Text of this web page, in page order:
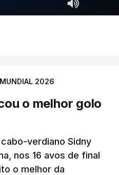
MUNDIAL 2026
o melhor golo
verdiano Sidny
nos 16 avos de final
o melhor da